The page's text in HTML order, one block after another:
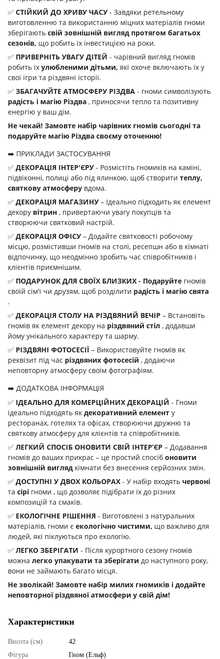
✅ СТІЙКИЙ ДО ХРИВУ ЧАСУ - Завдяки ретельному
виготовленню та використанню міцних матеріалів гноми
зберігають свій зовнішній вигляд протягом багатьох
сезонів, що робить їх інвестицією на роки.
✅ ПРИВЕРНІТЬ УВАГУ ДІТЕЙ - чарівний вигляд гномів
робить їх улюбленими дітьми, які охоче включають їх у
свої ігри та різдвяні історії.
✅ ЗБАГАЧУЙТЕ АТМОСФЕРУ РІЗДВА - гноми символізують
радість і магію Різдва , приносячи тепло та позитивну
енергію у ваш дім.
Не чекай! Замовте набір чарівних гномів сьогодні та
подаруйте магію Різдва своєму оточенню!
➡️ ПРИКЛАДИ ЗАСТОСУВАННЯ
✅ ДЕКОРАЦІЯ ІНТЕР'ЄРУ - Розмістіть гномиків на каміні,
підвіконні, полиці або під ялинкою, щоб створити теплу,
святкову атмосферу вдома.
✅ ДЕКОРАЦІЯ МАГАЗИНУ – Ідеально підходить як елемент
декору вітрин , привертаючи увагу покупців та
створюючи святковий настрій.
✅ ДЕКОРАЦІЯ ОФІСУ – Додайте святковості робочому
місцю, розмістивши гномів на столі, ресепшн або в кімнаті
відпочинку, що неодмінно зробить час співробітників і
клієнтів приємнішим.
✅ ПОДАРУНОК ДЛЯ СВОЇХ БЛИЗКИХ - Подаруйте гномів
своїй сім'ї чи друзям, щоб розділити радість і магію свята
.
✅ ДЕКОРАЦІЯ СТОЛУ НА РІЗДВЯНИЙ ВЕЧІР – Встановіть
гномів як елемент декору на різдвяний стіл , додавши
йому унікального характеру та шарму.
✅ РІЗДВЯНІ ФОТОСЕСІЇ – Використовуйте гномів як
реквізит під час різдвяних фотосесій , додаючи
неповторну атмосферу своїм фотографіям.
➡️ ДОДАТКОВА ІНФОРМАЦІЯ
✅ ІДЕАЛЬНО ДЛЯ КОМЕРЦІЙНИХ ДЕКОРАЦІЙ - Гноми
ідеально підходять як декоративний елемент у
ресторанах, готелях та офісах, створюючи дружню та
святкову атмосферу для клієнтів та співробітників.
✅ ЛЕГКИЙ СПОСІБ ОНОВИТИ СВІЙ ІНТЕР’ЄР – Додавання
гномів до ваших прикрас – це простий спосіб оновити
зовнішній вигляд кімнати без внесення серйозних змін.
✅ ДОСТУПНІ У ДВОХ КОЛЬОРАХ - У набір входять червоні
та сірі гноми , що дозволяє підібрати їх до різних
композицій та смаків.
✅ ЕКОЛОГІЧНЕ РІШЕННЯ - Виготовлені з натуральних
матеріалів, гноми є екологічно чистими, що важливо для
людей, які піклуються про екологію.
✅ ЛЕГКО ЗБЕРІГАТИ - Після курортного сезону гномів
можна легко упакувати та зберігати до наступного року,
вони не займають багато місця.
Не зволікай! Замовте набір милих гномиків і додайте
неповторної різдвяної атмосфери у свій дім!
Характеристики
Висота (см)
42
Фігура
Гном (Ельф)